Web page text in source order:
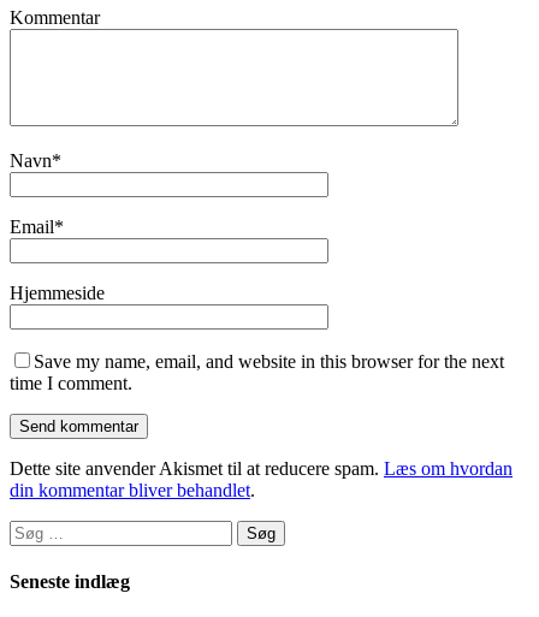
Kommentar
Navn*
Email*
Hjemmeside
Save my name, email, and website in this browser for the next
time I comment.
Dette site anvender Akismet til at reducere spam. Læs om hvordan
din kommentar bliver behandlet.
Søg
efter:
Seneste indlæg